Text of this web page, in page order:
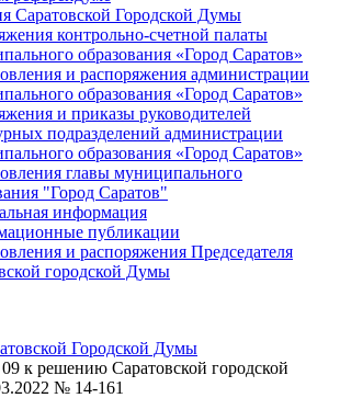
Саратовской Городской Думы
контрольно-счетной палаты
образования «Город Саратов»
и распоряжения администрации
образования «Город Саратов»
и приказы руководителей
подразделений администрации
образования «Город Саратов»
главы муниципального
"Город Саратов"
информация
публикации
и распоряжения Председателя
городской Думы
Городской Думы
к решению Саратовской городской
№ 14-161